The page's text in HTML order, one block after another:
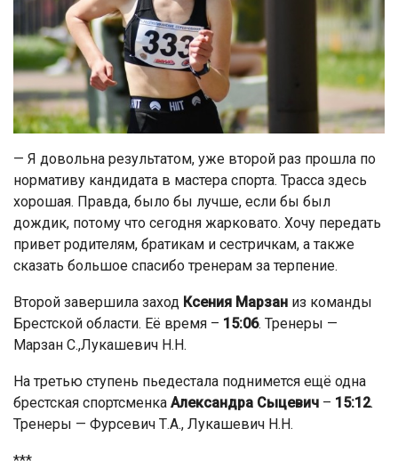
— Я довольна результатом, уже второй раз прошла по
нормативу кандидата в мастера спорта. Трасса здесь
хорошая. Правда, было бы лучше, если бы был
дождик, потому что сегодня жарковато. Хочу передать
привет родителям, братикам и сестричкам, а также
сказать большое спасибо тренерам за терпение.
Второй завершила заход Ксения Марзан из команды
Брестской области. Её время – 15:06. Тренеры —
Марзан С.,Лукашевич Н.Н.
На третью ступень пьедестала поднимется ещё одна
брестская спортсменка Александра Сыцевич – 15:12.
Тренеры — Фурсевич Т.А., Лукашевич Н.Н.